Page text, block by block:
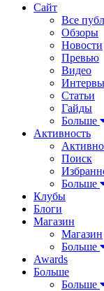
Сайт
Все
Обзоры
Новости
Превью
Видео
Статьи
Гайды
Больше
Активность
Поиск
Больше
Клубы
Блоги
Магазин
Магазин
Больше
Awards
Больше
Больше